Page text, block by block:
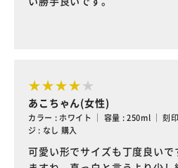
あこちゃん(女性)
カラー : ホワイト ｜ 容量 : 250ml ｜ 刻
ジ : なし 購入
可愛い形でサイズも丁度良い